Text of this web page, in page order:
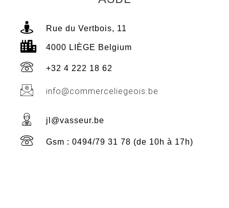
Rue du Vertbois, 11
4000 LIÈGE Belgium
+32 4 222 18 62
info@commerceliegeois.be
jl@vasseur.be
Gsm : 0494/79 31 78 (de 10h à 17h)